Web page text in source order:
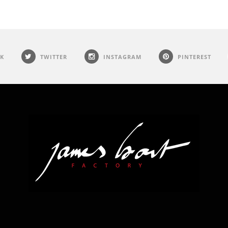
TWITTER INSTAGRAM PINTEREST